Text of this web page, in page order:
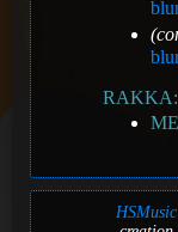
RAKKA: